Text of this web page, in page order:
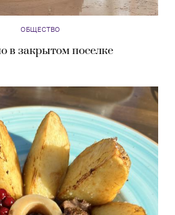
ОБЩЕСТВО
в закрытом поселке